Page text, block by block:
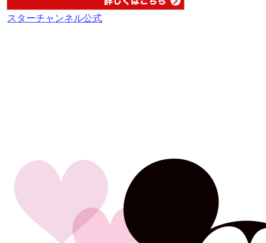
スターチャンネル公式